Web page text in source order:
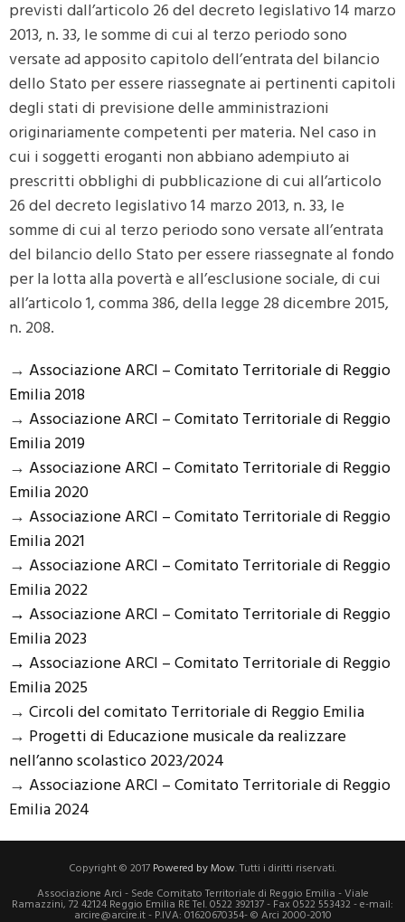
previsti dall’articolo 26 del decreto legislativo 14 marzo
2013, n. 33, le somme di cui al terzo periodo sono
versate ad apposito capitolo dell’entrata del bilancio
dello Stato per essere riassegnate ai pertinenti capitoli
degli stati di previsione delle amministrazioni
originariamente competenti per materia. Nel caso in
cui i soggetti eroganti non abbiano adempiuto ai
prescritti obblighi di pubblicazione di cui all’articolo
26 del decreto legislativo 14 marzo 2013, n. 33, le
somme di cui al terzo periodo sono versate all’entrata
del bilancio dello Stato per essere riassegnate al fondo
per la lotta alla povertà e all’esclusione sociale, di cui
all’articolo 1, comma 386, della legge 28 dicembre 2015,
n. 208.
→ Associazione ARCI – Comitato Territoriale di Reggio
Emilia 2018
→ Associazione ARCI – Comitato Territoriale di Reggio
Emilia 2019
→ Associazione ARCI – Comitato Territoriale di Reggio
Emilia 2020
→ Associazione ARCI – Comitato Territoriale di Reggio
Emilia 2021
→ Associazione ARCI – Comitato Territoriale di Reggio
Emilia 2022
→ Associazione ARCI – Comitato Territoriale di Reggio
Emilia 2023
→ Associazione ARCI – Comitato Territoriale di Reggio
Emilia 2025
→ Circoli del comitato Territoriale di Reggio Emilia
→ Progetti di Educazione musicale da realizzare
nell’anno scolastico 2023/2024
→ Associazione ARCI – Comitato Territoriale di Reggio
Emilia 2024
Copyright © 2017 Powered by Mow. Tutti i diritti riservati.
Associazione Arci - Sede Comitato Territoriale di Reggio Emilia - Viale
Ramazzini, 72 42124 Reggio Emilia RE Tel. 0522 392137 - Fax 0522 553432 - e-mail:
arcire@arcire.it - P.IVA: 01620670354- © Arci 2000-2010